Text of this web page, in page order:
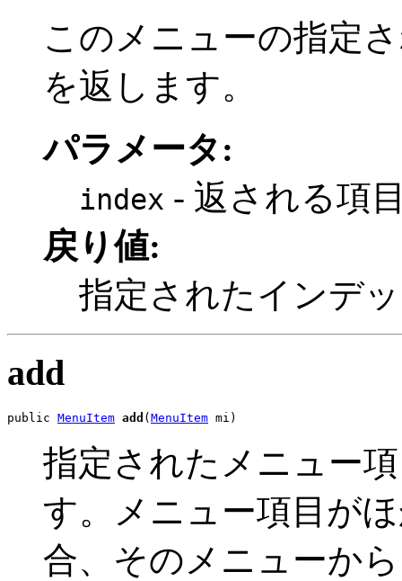
このメニューの指定
を返します。
パラメータ:
index - 返される項
戻り値:
指定されたインデ
add
public MenuItem add ( MenuItem mi)
指定されたメニュー
す。メニュー項目が
合、そのメニューか